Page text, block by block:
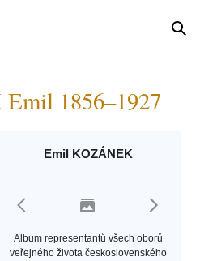
1856–1927
Emil KOZÁNEK
Album representantů všech oborů
veřejného života československého